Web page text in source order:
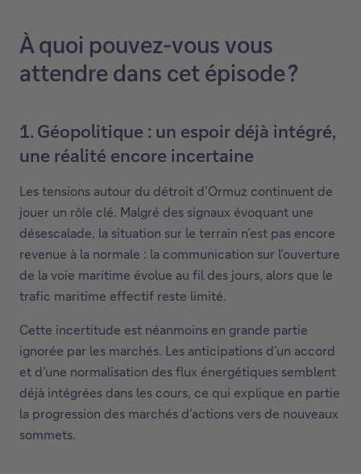
l
e
d
c
s
t
o
u
v
r
a
a
n
n
n
o
u
v
e
À quoi pouvez-vous vous
attendre dans cet épisode ?
1. Géopolitique : un espoir déjà intégré,
une réalité encore incertaine
Les tensions autour du détroit d’Ormuz continuent de
jouer un rôle clé. Malgré des signaux évoquant une
désescalade, la situation sur le terrain n’est pas encore
revenue à la normale : la communication sur l’ouverture
de la voie maritime évolue au fil des jours, alors que le
trafic maritime effectif reste limité.
Cette incertitude est néanmoins en grande partie
ignorée par les marchés. Les anticipations d’un accord
et d’une normalisation des flux énergétiques semblent
déjà intégrées dans les cours, ce qui explique en partie
la progression des marchés d’actions vers de nouveaux
sommets.